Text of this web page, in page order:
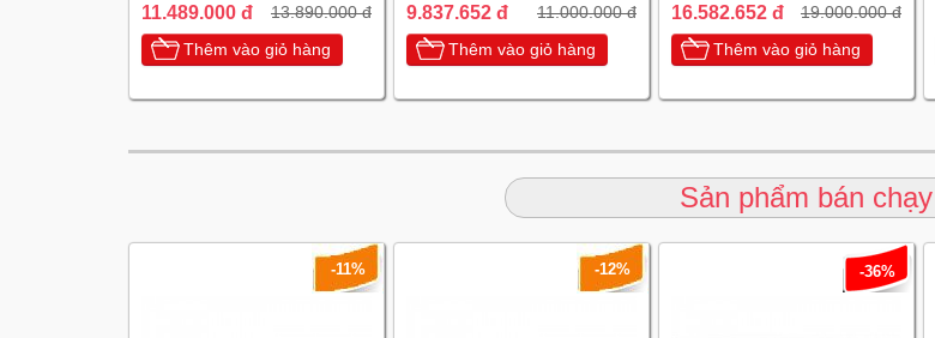
11.489.000 đ 13.890.000 đ
Thêm vào giỏ hàng
9.837.652 đ 11.000.000 đ
Thêm vào giỏ hàng
16.582.652 đ 19.000.000 đ
Thêm vào giỏ hàng
Sản phẩm bán chạy
-11% -12% -36%